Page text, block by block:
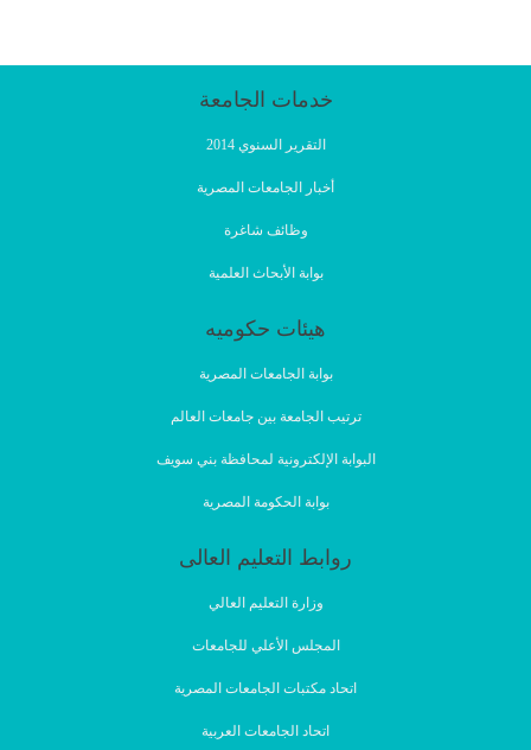
خدمات الجامعة
التقرير السنوي 2014
أخبار الجامعات المصرية
وظائف شاغرة
بوابة الأبحاث العلمية
هيئات حكوميه
بوابة الجامعات المصرية
ترتيب الجامعة بين جامعات العالم
البوابة الإلكترونية لمحافظة بني سويف
بوابة الحكومة المصرية
روابط التعليم العالى
وزارة التعليم العالي
المجلس الأعلي للجامعات
اتحاد مكتبات الجامعات المصرية
اتحاد الجامعات العربية